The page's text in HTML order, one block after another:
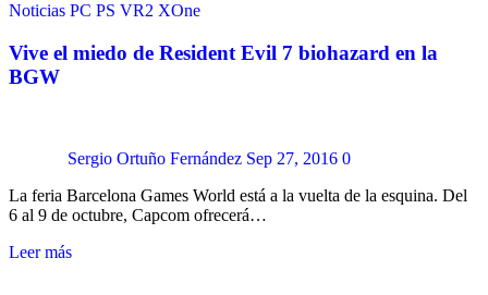
Noticias PC PS VR2 XOne
Vive el miedo de Resident Evil 7 biohazard en la
BGW
Sergio Ortuño Fernández Sep 27, 2016 0
La feria Barcelona Games World está a la vuelta de la esquina. Del
6 al 9 de octubre, Capcom ofrecerá…
Leer más